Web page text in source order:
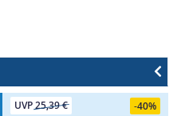
UVP25,39 € -40%